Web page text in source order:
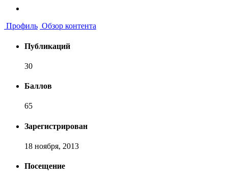
Профиль Обзор контента
Публикаций
30
Баллов
65
Зарегистрирован
18 ноября, 2013
Посещение